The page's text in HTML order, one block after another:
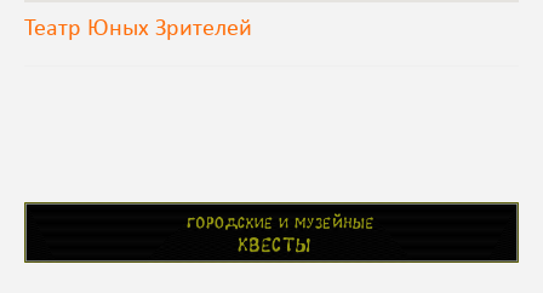
Театр Юных Зрителей